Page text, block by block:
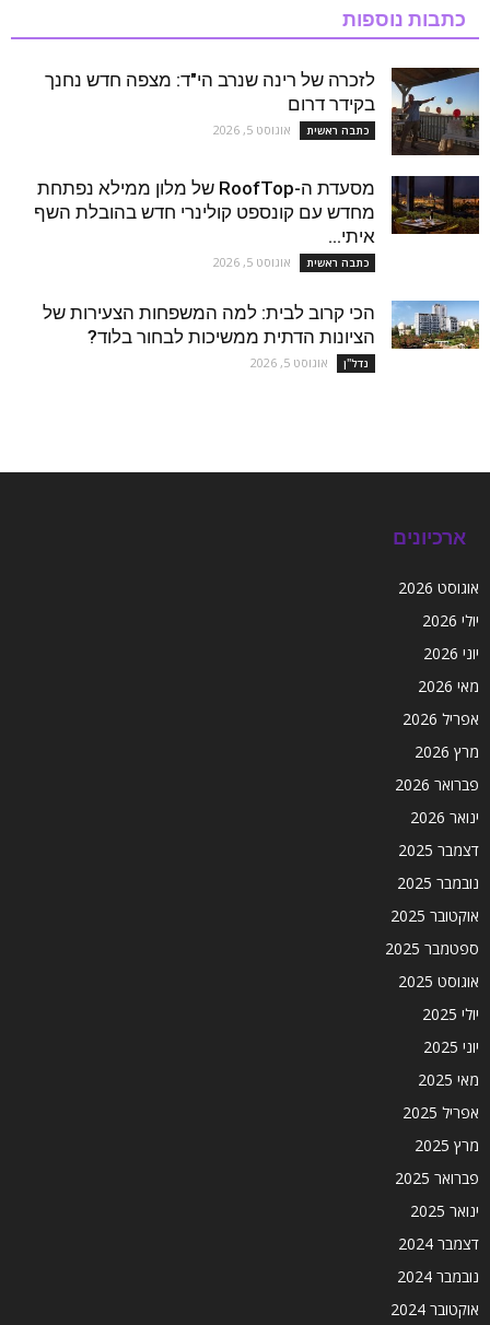
כתבות נוספות
לזכרה של רינה שנרב הי"ד: מצפה חדש נחנך
בקידר דרום
כתבה ראשית אוגוסט 5, 2026
מסעדת ה-RoofTop של מלון ממילא נפתחת
מחדש עם קונספט קולינרי חדש בהובלת השף
איתי...
כתבה ראשית אוגוסט 5, 2026
הכי קרוב לבית: למה המשפחות הצעירות של
הציונות הדתית ממשיכות לבחור בלוד?
נדל''ן אוגוסט 5, 2026
ארכיונים
אוגוסט 2026
יולי 2026
יוני 2026
מאי 2026
אפריל 2026
מרץ 2026
פברואר 2026
ינואר 2026
דצמבר 2025
נובמבר 2025
אוקטובר 2025
ספטמבר 2025
אוגוסט 2025
יולי 2025
יוני 2025
מאי 2025
אפריל 2025
מרץ 2025
פברואר 2025
ינואר 2025
דצמבר 2024
נובמבר 2024
אוקטובר 2024